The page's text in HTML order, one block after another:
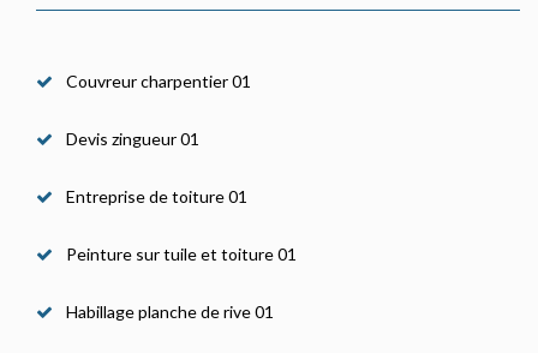
Couvreur charpentier 01
Devis zingueur 01
Entreprise de toiture 01
Peinture sur tuile et toiture 01
Habillage planche de rive 01